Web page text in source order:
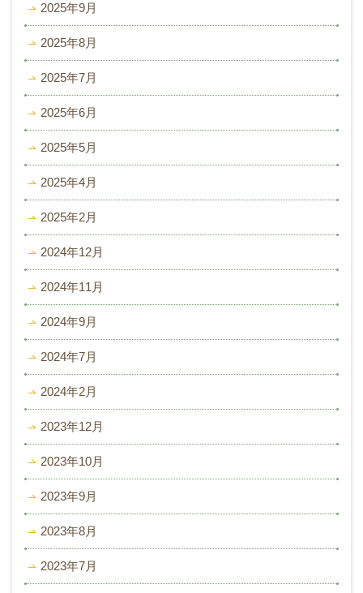
2025年9月
2025年8月
2025年7月
2025年6月
2025年5月
2025年4月
2025年2月
2024年12月
2024年11月
2024年9月
2024年7月
2024年2月
2023年12月
2023年10月
2023年9月
2023年8月
2023年7月